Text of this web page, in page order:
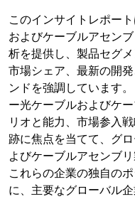
このインサイトレポー
およびケーブルアセン
析を提供し、製品セグ
市場シェア、最新の開
ンドを強調しています
ー光ケーブルおよびケ
リオと能力、市場参入
跡に焦点を当てて、グ
よびケーブルアセンブ
これらの企業の独自の
に、主要なグローバル